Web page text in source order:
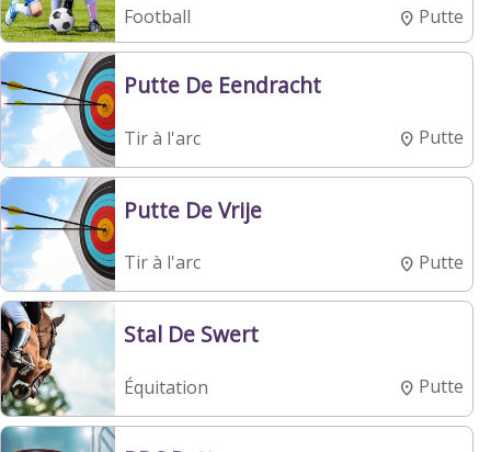
Football Putte
Putte De Eendracht
Tir à l'arc Putte
Putte De Vrije
Tir à l'arc Putte
Stal De Swert
Équitation Putte